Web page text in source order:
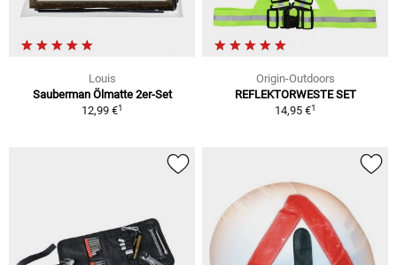
Louis
Sauberman Ölmatte 2er-Set
12,99 €1
Origin-Outdoors
REFLEKTORWESTE SET
14,95 €1